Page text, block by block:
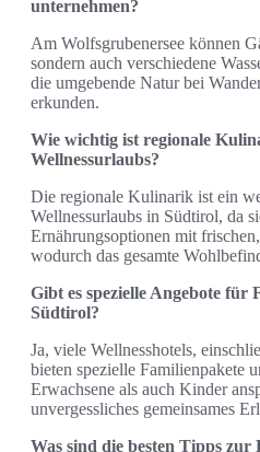
unternehmen?
Am Wolfsgrubenersee können
sondern auch verschiedene
die umgebende Natur bei
erkunden.
Wie wichtig ist regionale
Wellnessurlaubs?
Die regionale Kulinarik ist ein
Wellnessurlaubs in Südtirol, da
Ernährungsoptionen mit
wodurch das gesamte
Gibt es spezielle Angebote für
Südtirol?
Ja, viele Wellnesshotels,
bieten spezielle Familienpakete
Erwachsene als auch Kinder
unvergessliches gemeinsames
Was sind die besten Tipps zur